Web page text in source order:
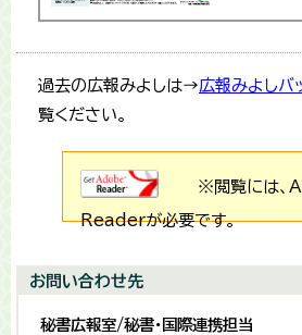
過去の広報みよしは→広報みよしバ
覧ください。
※閲覧には、
Readerが必要です。
お問い合わせ先
秘書広報室/秘書・国際連携担当